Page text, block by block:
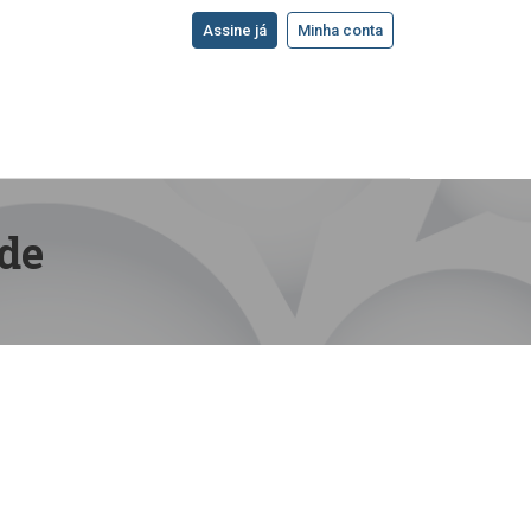
Assine já Minha conta